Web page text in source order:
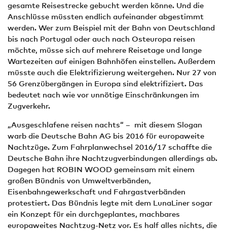
gesamte Reisestrecke gebucht werden könne. Und die
Anschlüsse müssten endlich aufeinander abgestimmt
werden. Wer zum Beispiel mit der Bahn von Deutschland
bis nach Portugal oder auch nach Osteuropa reisen
möchte, müsse sich auf mehrere Reisetage und lange
Wartezeiten auf einigen Bahnhöfen einstellen. Außerdem
müsste auch die Elektrifizierung weitergehen. Nur 27 von
56 Grenzübergängen in Europa sind elektrifiziert. Das
bedeutet nach wie vor unnötige Einschränkungen im
Zugverkehr.
„Ausgeschlafene reisen nachts“ – mit diesem Slogan
warb die Deutsche Bahn AG bis 2016 für europaweite
Nachtzüge. Zum Fahrplanwechsel 2016/17 schaffte die
Deutsche Bahn ihre Nachtzugverbindungen allerdings ab.
Dagegen hat ROBIN WOOD gemeinsam mit einem
großen Bündnis von Umweltverbänden,
Eisenbahngewerkschaft und Fahrgastverbänden
protestiert. Das Bündnis legte mit dem LunaLiner sogar
ein Konzept für ein durchgeplantes, machbares
europaweites Nachtzug-Netz vor. Es half alles nichts, die